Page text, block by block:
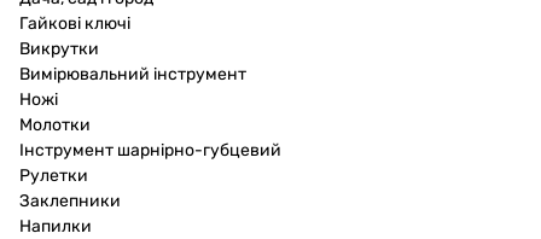
Гайкові ключі
Викрутки
Вимірювальний інструмент
Ножі
Молотки
Інструмент шарнірно-губцевий
Рулетки
Заклепники
Напилки